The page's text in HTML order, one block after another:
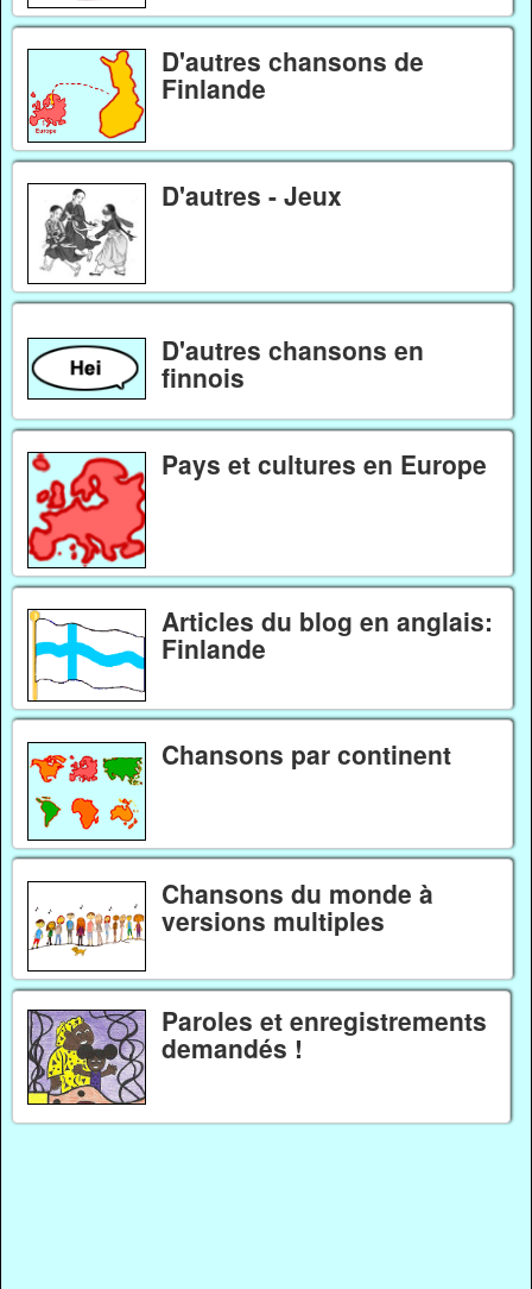
D'autres chansons de
Finlande
D'autres - Jeux
D'autres chansons en
finnois
Pays et cultures en Europe
Articles du blog en anglais:
Finlande
Chansons par continent
Chansons du monde à
versions multiples
Paroles et enregistrements
demandés !